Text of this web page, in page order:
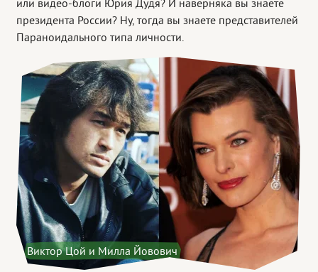
или видео-блоги Юрия Дудя? И наверняка вы знаете
президента России? Ну, тогда вы знаете представителей
Параноидального типа личности.
Виктор Цой и Милла Йовович